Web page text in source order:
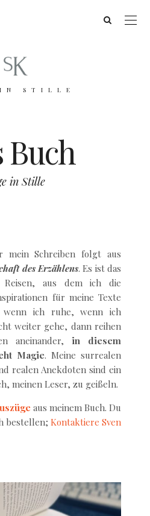
STILLE
Buch
in Stille
mein Schreiben folgt aus
des Erzählens. Es ist das
Reisen, aus dem ich die
für meine Texte
wenn ich ruhe, wenn ich
weiter gehe, dann reihen
aneinander, in diesem
Magie. Meine surrealen
realen Anekdoten sind ein
meinen Leser, zu geißeln.
aus meinem Buch. Du
bestellen; Kontaktiere Sven